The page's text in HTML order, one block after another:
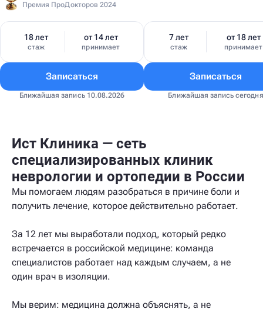
Премия ПроДокторов 2024
18 лет
стаж
от 14 лет
принимает
Записаться
Ближайшая запись 10.08.2026
7 лет
стаж
от 18 лет
принимает
Записаться
Ближайшая запись сегодня
Ист Клиника — сеть
специализированных клиник
неврологии и ортопедии в России
Мы помогаем людям разобраться в причине боли и
получить лечение, которое действительно работает.
За 12 лет мы выработали подход, который редко
встречается в российской медицине: команда
специалистов работает над каждым случаем, а не
один врач в изоляции.
Мы верим: медицина должна объяснять, а не